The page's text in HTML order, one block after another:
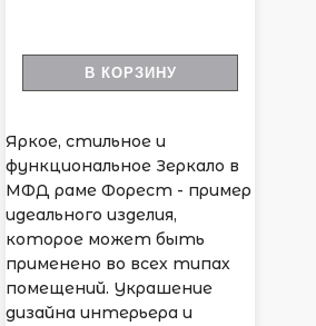
В КОРЗИНУ
Яркое, стильное и
функциональное Зеркало в
МФД раме Форест - пример
идеального изделия,
которое может быть
применено во всех типах
помещений. Украшение
дизайна интерьера и